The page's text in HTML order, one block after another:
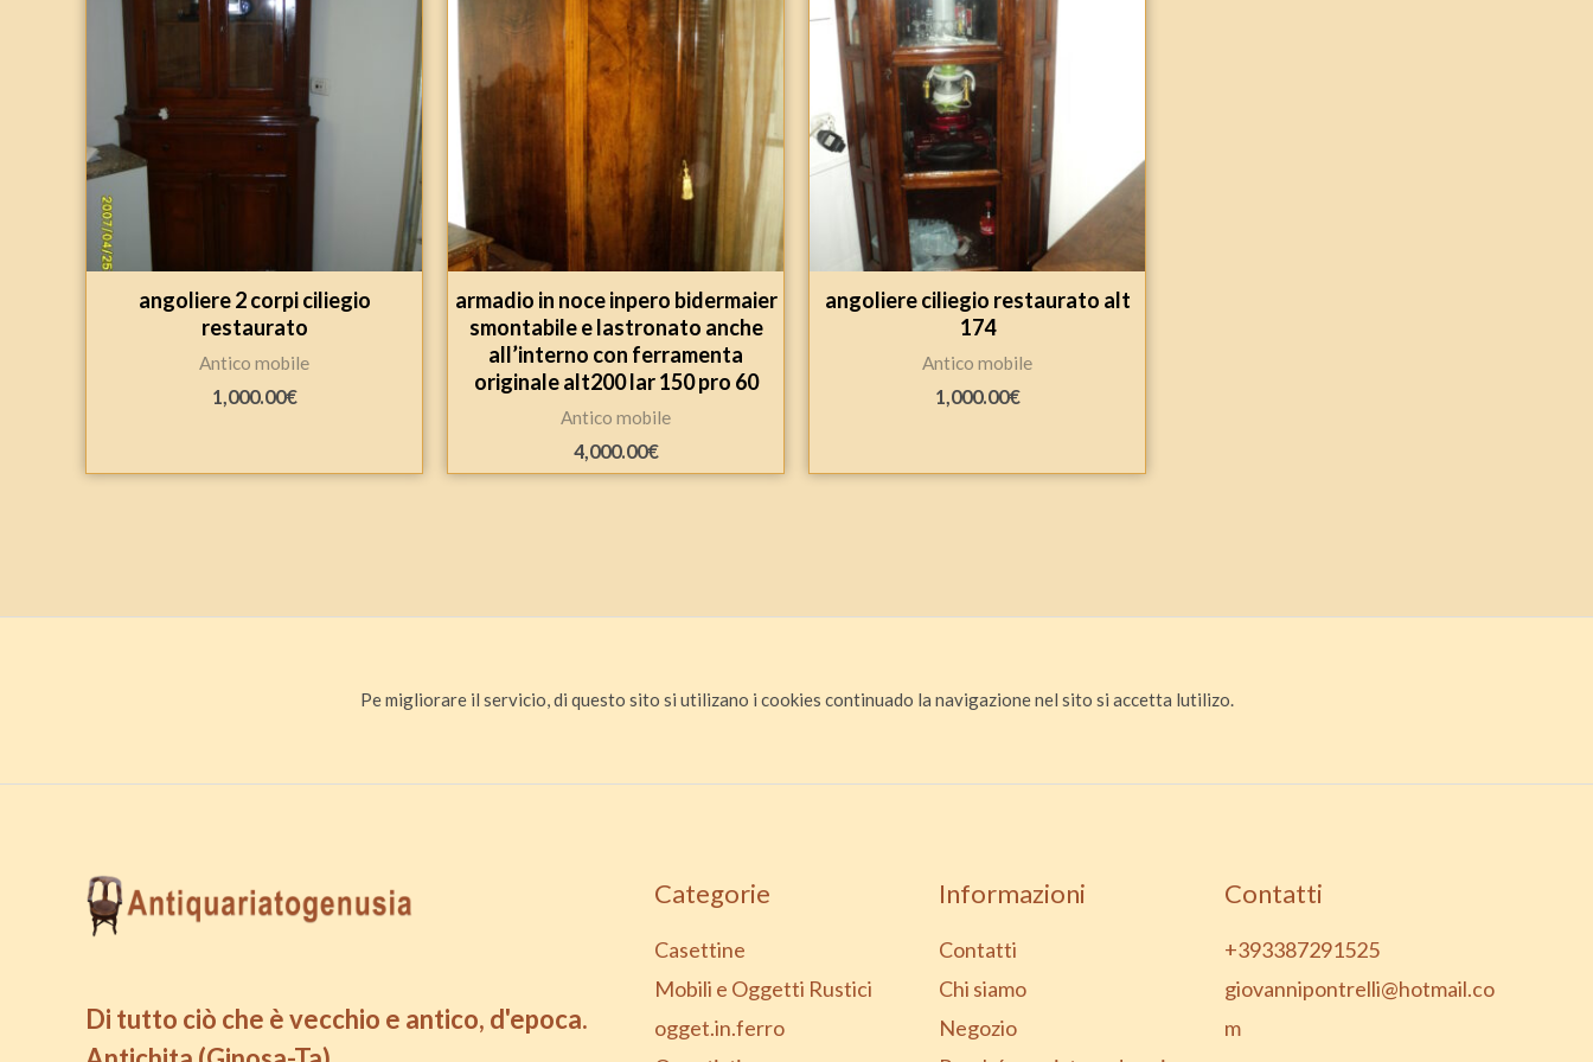
angoliere 2 corpi ciliegio
restaurato
Antico mobile
1,000.00€
armadio in noce inpero bidermaier
smontabile e lastronato anche
all’interno con ferramenta
originale alt200 lar 150 pro 60
Antico mobile
4,000.00€
angoliere ciliegio restaurato alt
174
Antico mobile
1,000.00€
Pe migliorare il servicio, di questo sito si utilizano i cookies continuado la navigazione nel sito si accetta lutilizo.
Di tutto ciò che è vecchio e antico, d'epoca.
Categorie
Casettine
Mobili e Oggetti Rustici
ogget.in.ferro
Informazioni
Contatti
Chi siamo
Negozio
Contatti
+393387291525
giovannipontrelli@hotmail.co
m